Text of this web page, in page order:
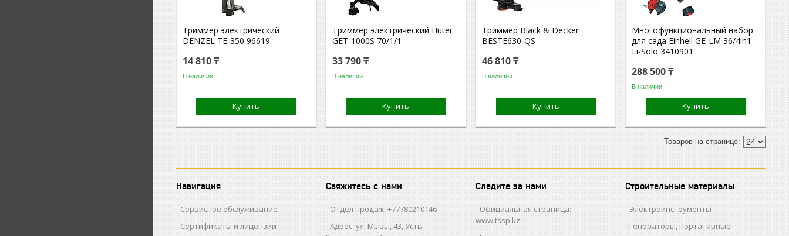
Триммер электрический
DENZEL TE-350 96619
14 810 ₸
В наличии
Купить
Триммер электрический Huter
GЕТ-1000S 70/1/1
33 790 ₸
В наличии
Купить
Триммер Black & Decker
BESTE630-QS
46 810 ₸
В наличии
Купить
Многофункциональный набор
для сада Einhell GE-LM 36/4in1
Li-Solo 3410901
288 500 ₸
В наличии
Купить
Навигация
Сервисное обслуживание
Сертификаты и лицензии
Свяжитесь с нами
Отдел продаж: +77780210146
Адрес: ул. Мызы, 43, Усть-
Следите за нами
Официальная страница:
www.tssp.kz
Строительные материалы
Электроинструменты
Генераторы, портативные